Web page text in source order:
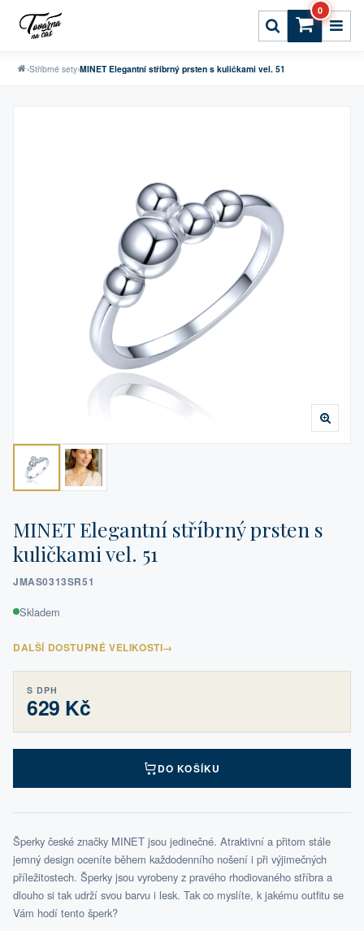
0
›Stříbrné sety›MINET Elegantní stříbrný prsten s kuličkami vel. 51
MINET Elegantní stříbrný prsten s
kuličkami vel. 51
JMAS0313SR51
Skladem
DALŠÍ DOSTUPNÉ VELIKOSTI→
S DPH
629 Kč
DO KOŠÍKU
Šperky české značky MINET jsou jedinečné. Atraktivní a přitom stále
jemný design oceníte během každodenního nošení i při výjimečných
příležitostech. Šperky jsou vyrobeny z pravého rhodiovaného stříbra a
dlouho si tak udrží svou barvu i lesk. Tak co myslíte, k jakému outfitu se
Vám hodí tento šperk?